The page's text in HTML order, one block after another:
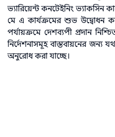
ভ্যারিয়েন্ট কনটেইনিং ভ্যাকসিন
মে এ কার্যক্রমের শুভ উদ্বোধন
পর্যায়ক্রমে দেশব্যপী প্রদান
নির্দেশনাসমূহ বাস্তবায়নের জন্য
অনুরোধ করা যাচ্ছে।